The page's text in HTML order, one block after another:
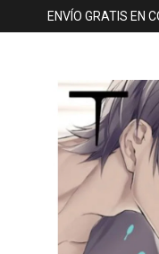
ENVÍO GRATIS EN